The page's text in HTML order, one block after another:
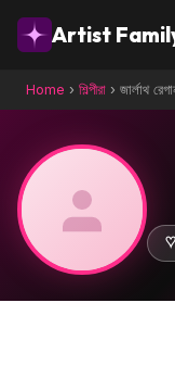
Artist
Home › শিল্পীরা › জার্লাথ
♡